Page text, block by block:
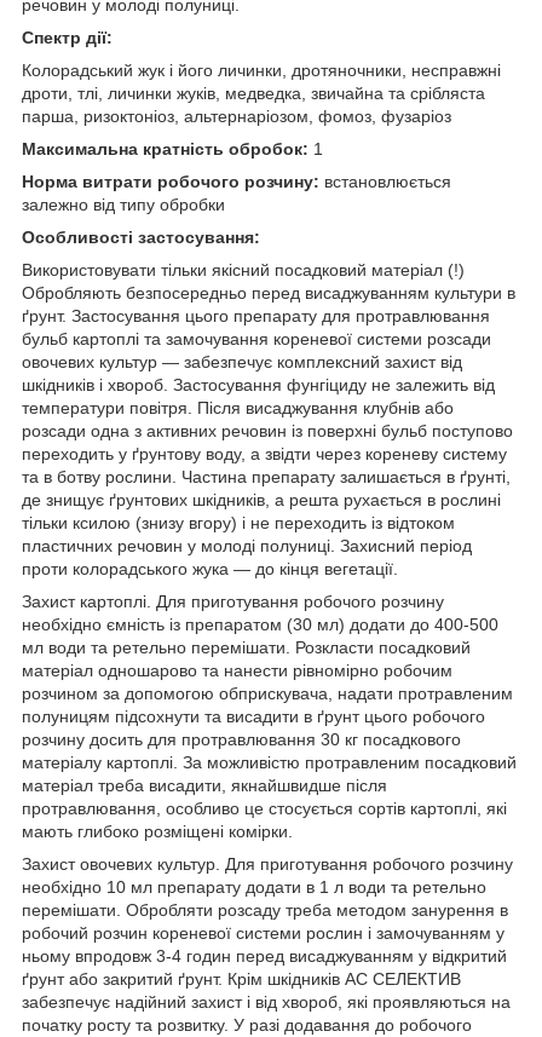
речовин у молоді полуниці.
Спектр дії:
Колорадський жук і його личинки, дротяночники, несправжні
дроти, тлі, личинки жуків, медведка, звичайна та срібляста
парша, ризоктоніоз, альтернаріозом, фомоз, фузаріоз
Максимальна кратність обробок: 1
Норма витрати робочого розчину: встановлюється
залежно від типу обробки
Особливості застосування:
Використовувати тільки якісний посадковий матеріал (!)
Обробляють безпосередньо перед висаджуванням культури в
ґрунт. Застосування цього препарату для протравлювання
бульб картоплі та замочування кореневої системи розсади
овочевих культур — забезпечує комплексний захист від
шкідників і хвороб. Застосування фунгіциду не залежить від
температури повітря. Після висаджування клубнів або
розсади одна з активних речовин із поверхні бульб поступово
переходить у ґрунтову воду, а звідти через кореневу систему
та в ботву рослини. Частина препарату залишається в ґрунті,
де знищує ґрунтових шкідників, а решта рухається в рослині
тільки ксилою (знизу вгору) і не переходить із відтоком
пластичних речовин у молоді полуниці. Захисний період
проти колорадського жука — до кінця вегетації.
Захист картоплі. Для приготування робочого розчину
необхідно ємність із препаратом (30 мл) додати до 400-500
мл води та ретельно перемішати. Розкласти посадковий
матеріал одношарово та нанести рівномірно робочим
розчином за допомогою обприскувача, надати протравленим
полуницям підсохнути та висадити в ґрунт цього робочого
розчину досить для протравлювання 30 кг посадкового
матеріалу картоплі. За можливістю протравленим посадковий
матеріал треба висадити, якнайшвидше після
протравлювання, особливо це стосується сортів картоплі, які
мають глибоко розміщені комірки.
Захист овочевих культур. Для приготування робочого розчину
необхідно 10 мл препарату додати в 1 л води та ретельно
перемішати. Обробляти розсаду треба методом занурення в
робочий розчин кореневої системи рослин і замочуванням у
ньому впродовж 3-4 годин перед висаджуванням у відкритий
ґрунт або закритий ґрунт. Крім шкідників АС СЕЛЕКТИВ
забезпечує надійний захист і від хвороб, які проявляються на
початку росту та розвитку. У разі додавання до робочого